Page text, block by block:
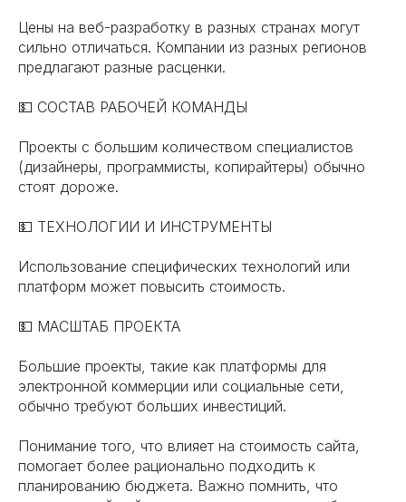
Цены на веб-разработку в разных странах могут
сильно отличаться. Компании из разных регионов
предлагают разные расценки.
💵 СОСТАВ РАБОЧЕЙ КОМАНДЫ
Проекты с большим количеством специалистов
(дизайнеры, программисты, копирайтеры) обычно
стоят дороже.
💵 ТЕХНОЛОГИИ И ИНСТРУМЕНТЫ
Использование специфических технологий или
платформ может повысить стоимость.
💵 МАСШТАБ ПРОЕКТА
Большие проекты, такие как платформы для
электронной коммерции или социальные сети,
обычно требуют больших инвестиций.
Понимание того, что влияет на стоимость сайта,
помогает более рационально подходить к
планированию бюджета. Важно помнить, что